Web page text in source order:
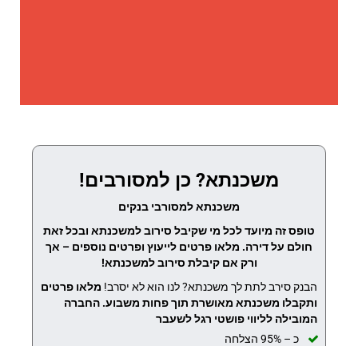
משכנתא? כן למסורבים!
משכנתא למסורבי בנקים
טופס זה מיועד לכל מי שקיבל סירוב למשכנתא ובכל זאת
חולם על דירה. מלאו פרטים לייעוץ ופרטים נוספים – אך
ורק אם קיבלת סירוב למשכנתא!
הבנק סירב לתת לך משכנתא? לנו הוא לא יסרב! מלאו פרטים
ותקבלו משכנתא מאושרת תוך פחות משבוע. החברה
המובילה לליווי פושטי רגל לשעבר
כ – 95% הצלחה